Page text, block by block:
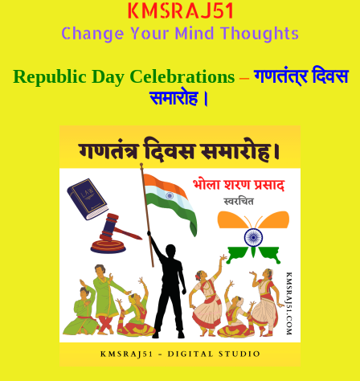
Republic Day Celebrations –गणतंत्र दिवस
समारोह।